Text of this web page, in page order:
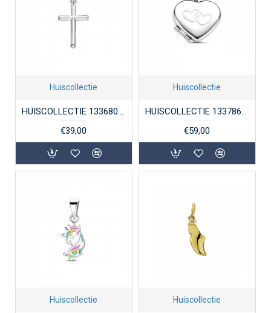
Huiscollectie
HUISCOLLECTIE 1336803 ZILVEREN KRUISJE
€39,00
Huiscollectie
HUISCOLLECTIE 1337868 ZILVEREN MEDAILLON HART
€59,00
Huiscollectie Huiscollectie